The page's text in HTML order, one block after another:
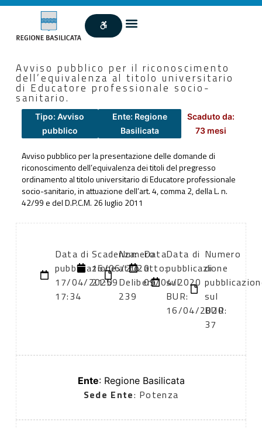
Avviso pubblico per il riconoscimento
dell’equivalenza al titolo universitario
di Educatore professionale socio-
sanitario.
Tipo: Avviso
pubblico
Ente: Regione
Basilicata
Scaduto da:
73 mesi
Avviso pubblico per la presentazione delle domande di
riconoscimento dell’equivalenza dei titoli del pregresso
ordinamento al titolo universitario di Educatore professionale
socio-sanitario, in attuazione dell’art. 4, comma 2, della L. n.
42/99 e del D.P.C.M. 26 luglio 2011
Data di
pubblicazione:
17/04/2020
17:34
Scadenza:
16/06/2020
21:59
Numero
atto:
Delibera
239
Data
atto:
09/04/2020
Data di
pubblicazione
sul
BUR:
16/04/2020
Numero
di
sul
BUR:
37
Ente: Regione Basilicata
Sede Ente: Potenza